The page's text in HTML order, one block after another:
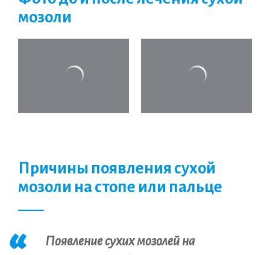
мозоли
Причины появления сухой
мозоли на стопе или пальце
Появление сухих мозолей на